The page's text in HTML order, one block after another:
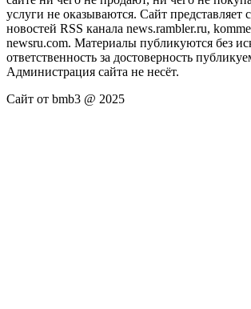
услуги не оказываются. Сайт представляет
новостей RSS канала news.rambler.ru,
newsru.com. Материалы публикуются без
ответственность за достоверность
Администрация сайта не несёт.
Сайт от bmb3 @ 2025